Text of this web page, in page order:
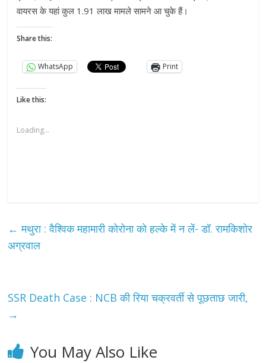
वायरस के यहां कुल 1.91 लाख मामले सामने आ चुके हैं।
Share this:
WhatsApp Print
Like this:
Loading...
← मथुरा : वैश्विक महामारी कोरोना को हल्के में न लें- डॉ. रामकिशोर
अग्रवाल
SSR Death Case : NCB की रिया चक्रवर्ती से पूछताछ जारी,
→
You May Also Like